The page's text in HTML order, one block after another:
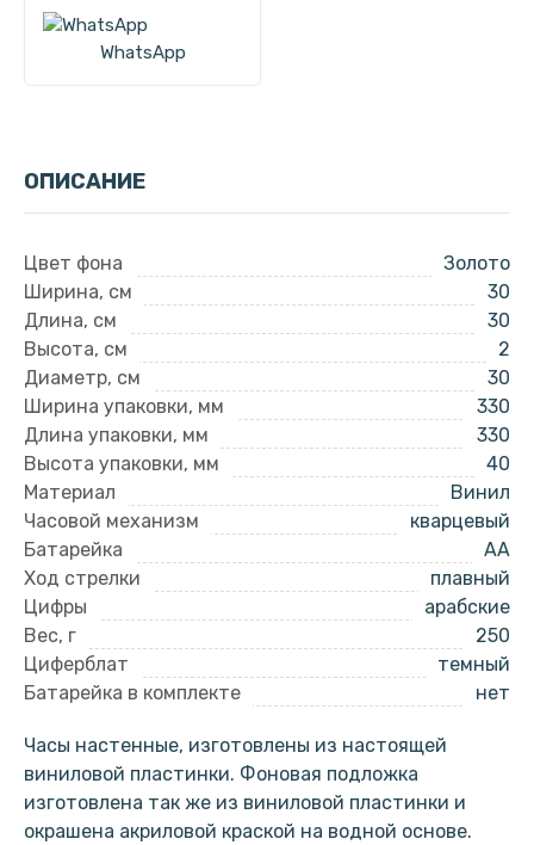
WhatsApp
ОПИСАНИЕ
Цвет фона
Золото
Ширина, см
30
Длина, см
30
Высота, см
2
Диаметр, см
30
Ширина упаковки, мм
330
Длина упаковки, мм
330
Высота упаковки, мм
40
Материал
Винил
Часовой механизм
кварцевый
Батарейка
AA
Ход стрелки
плавный
Цифры
арабские
Вес, г
250
Циферблат
темный
Батарейка в комплекте
нет
Часы настенные, изготовлены из настоящей
виниловой пластинки. Фоновая подложка
изготовлена так же из виниловой пластинки и
окрашена акриловой краской на водной основе.